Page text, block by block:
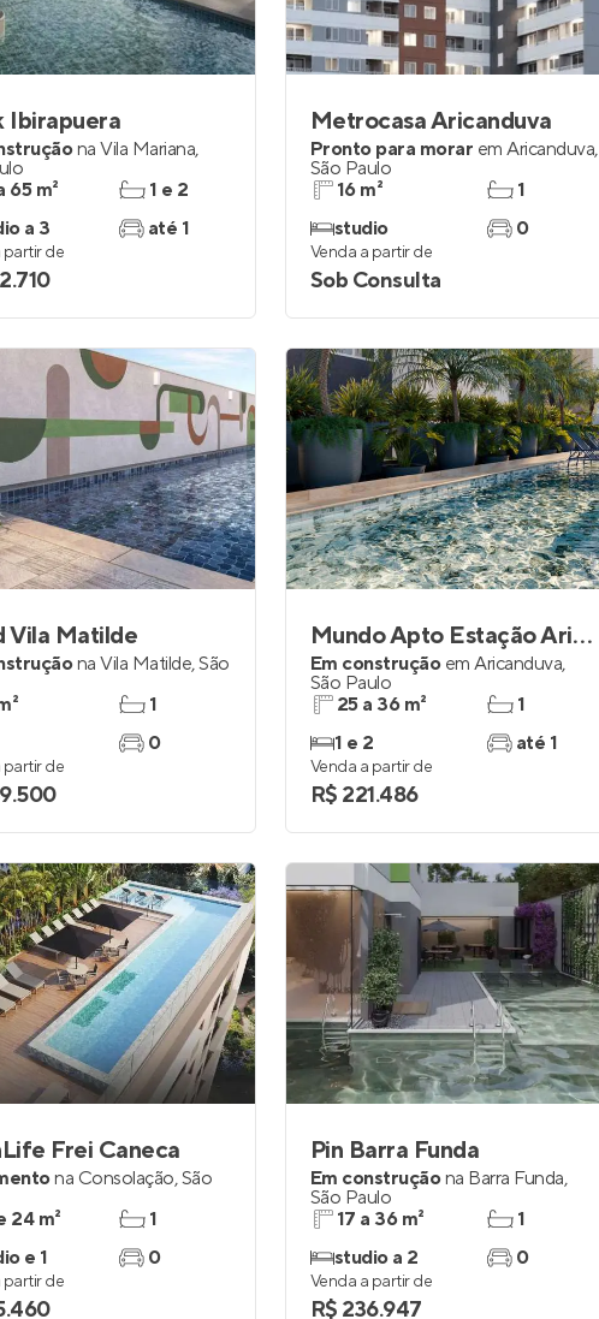
Ibirapuera
na Vila Mariana,
65 m²
a 3
1 e 2
até 1
partir de
Metrocasa Aricanduva
Pronto para morar em Aricanduva,
São Paulo
16 m²
studio
1
0
Venda a partir de
Sob Consulta
Vila Matilde
na Vila Matilde,São
1
0
partir de
Mundo Apto Estação Aricanduva
Em construção em Aricanduva,
São Paulo
25 a 36 m²
1 e 2
1
até 1
Venda a partir de
R$ 221.486
Frei Caneca
na Consolação,São
24 m²
e 1
1
0
partir de
Pin Barra Funda
Em construçãona Barra Funda,
São Paulo
17 a 36 m²
studio a 2
1
0
Venda a partir de
R$ 236.947